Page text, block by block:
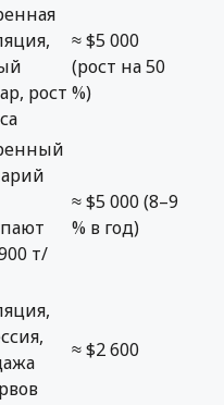
рост
≈ $5 000
(рост на 50
%)
т/
≈ $5 000 (8–9
% в год)
≈ $2 600